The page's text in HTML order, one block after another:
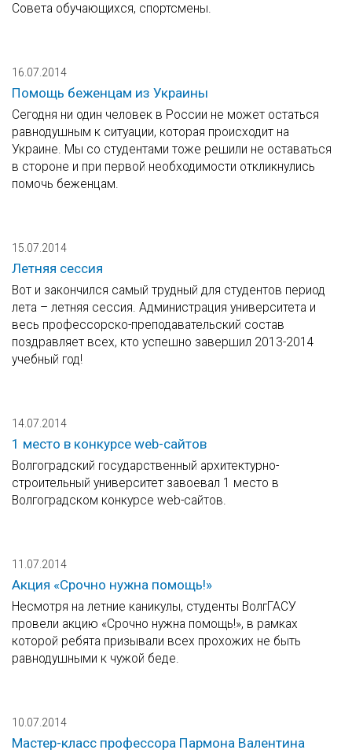
Совета обучающихся, спортсмены.
16.07.2014
Помощь беженцам из Украины
Сегодня ни один человек в России не может остаться
равнодушным к ситуации, которая происходит на
Украине. Мы со студентами тоже решили не оставаться
в стороне и при первой необходимости откликнулись
помочь беженцам.
15.07.2014
Летняя сессия
Вот и закончился самый трудный для студентов период
лета – летняя сессия. Администрация университета и
весь профессорско-преподавательский состав
поздравляет всех, кто успешно завершил 2013-2014
учебный год!
14.07.2014
1 место в конкурсе web-сайтов
Волгоградский государственный архитектурно-
строительный университет завоевал 1 место в
Волгоградском конкурсе web-сайтов.
11.07.2014
Акция «Срочно нужна помощь!»
Несмотря на летние каникулы, студенты ВолгГАСУ
провели акцию «Срочно нужна помощь!», в рамках
которой ребята призывали всех прохожих не быть
равнодушными к чужой беде.
10.07.2014
Мастер-класс профессора Пармона Валентина